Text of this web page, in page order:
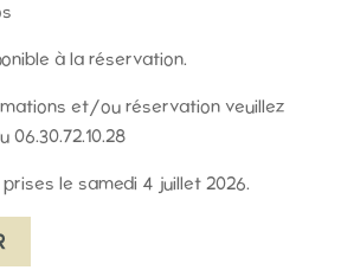
à la réservation.
et/ou réservation veuillez
06.30.72.10.28
le samedi 4 juillet 2026.